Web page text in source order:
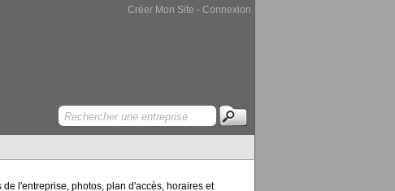
Créer Mon Site - Connexion
l'entreprise, photos, plan d'accès, horaires et